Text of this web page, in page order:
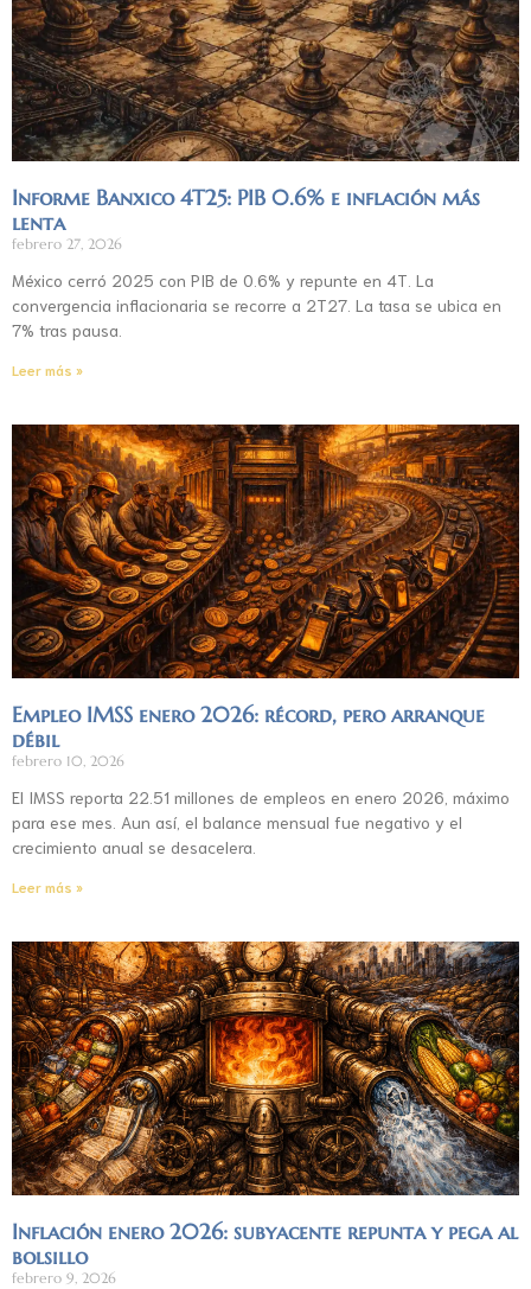
Informe Banxico 4T25: PIB 0.6% e inflación más
lenta
febrero 27, 2026
México cerró 2025 con PIB de 0.6% y repunte en 4T. La
convergencia inflacionaria se recorre a 2T27. La tasa se ubica en
7% tras pausa.
Leer más »
Empleo IMSS enero 2026: récord, pero arranque
débil
febrero 10, 2026
El IMSS reporta 22.51 millones de empleos en enero 2026, máximo
para ese mes. Aun así, el balance mensual fue negativo y el
crecimiento anual se desacelera.
Leer más »
Inflación enero 2026: subyacente repunta y pega al
bolsillo
febrero 9, 2026